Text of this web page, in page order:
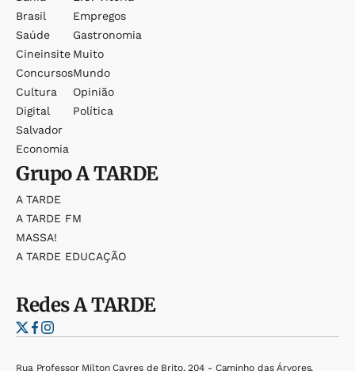
Brasil
Saúde
Cineinsite
Concursos
Cultura
Digital
Salvador
Economia
Empregos
Gastronomia
Muito
Mundo
Opinião
Política
GrupoA TARDE
A TARDE
A TARDE FM
MASSA!
A TARDE EDUCAÇÃO
RedesA TARDE
Rua Professor Milton Cayres de Brito, 204 - Caminho das Árvores,